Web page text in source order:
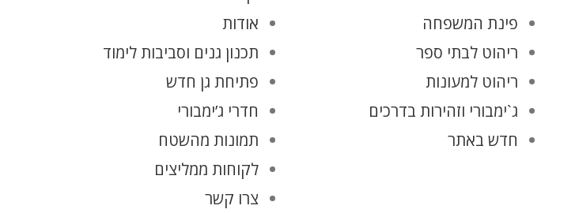
פינת המשפחה
ריהוט לבתי ספר
ריהוט למעונות
ג`ימבורי וזהירות בדרכים
חדש באתר
אודות
תכנון גנים וסביבות לימוד
פתיחת גן חדש
חדרי ג’ימבורי
תמונות מהשטח
לקוחות ממליצים
צרו קשר